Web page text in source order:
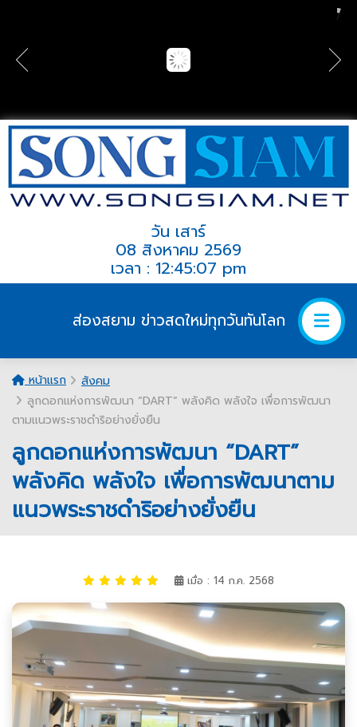
วัน เสาร์
08 สิงหาคม 2569
เวลา : 12:45:07 pm
ส่องสยาม ข่าวสดใหม่ทุกวันทันโลก
หน้าแรก
สังคม
ลูกดอกแห่งการพัฒนา “DART” พลังคิด พลังใจ เพื่อการพัฒนา
ตามแนวพระราชดำริอย่างยั่งยืน
ลูกดอกแห่งการพัฒนา “DART”
พลังคิด พลังใจ เพื่อการพัฒนาตาม
แนวพระราชดำริอย่างยั่งยืน
เมื่อ : 14 ก.ค. 2568